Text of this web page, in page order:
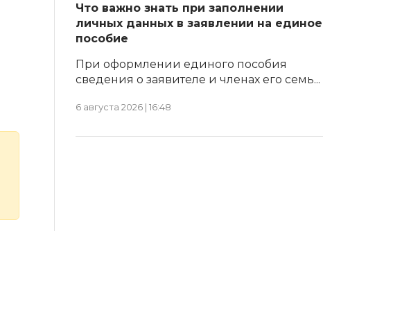
Что важно знать при заполнении
личных данных в заявлении на единое
пособие
При оформлении единого пособия
сведения о заявителе и членах его семь...
6 августа 2026 | 16:48